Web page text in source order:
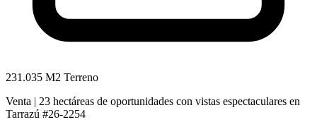
231.035 M2 Terreno
Venta | 23 hectáreas de oportunidades con vistas espectaculares en
Tarrazú #26-2254